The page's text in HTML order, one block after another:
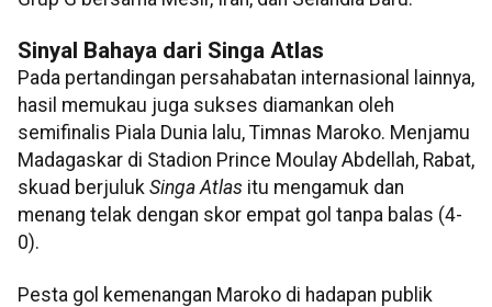
Sinyal Bahaya dari Singa Atlas
Pada pertandingan persahabatan internasional lainnya,
hasil memukau juga sukses diamankan oleh
semifinalis Piala Dunia lalu, Timnas Maroko. Menjamu
Madagaskar di Stadion Prince Moulay Abdellah, Rabat,
skuad berjuluk Singa Atlas itu mengamuk dan
menang telak dengan skor empat gol tanpa balas (4-
0).
Pesta gol kemenangan Maroko di hadapan publik